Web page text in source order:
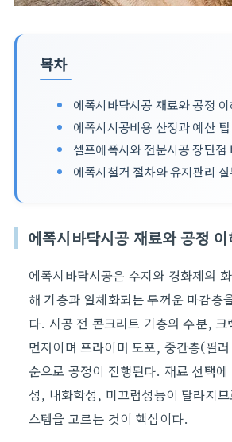
목차
에폭시바닥시공 재료와 공정 이
에폭시시공비용 산정과 예산 팁
셀프에폭시와 전문시공 장단점
에폭시철거 절차와 유지관리
에폭시바닥시공 재료와 공정 이
에폭시바닥시공은 수지와 경화제의
해 기층과 일체화되는 두꺼운 마감층
다. 시공 전 콘크리트 기층의 수분,
먼저이며 프라이머 도포, 중간층(필
순으로 공정이 진행된다. 재료 선택
성, 내화학성, 미끄럼성능이 달라지
스템을 고르는 것이 핵심이다.